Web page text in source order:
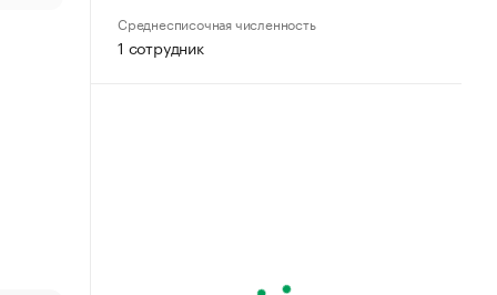
Среднесписочная численность
1 сотрудник